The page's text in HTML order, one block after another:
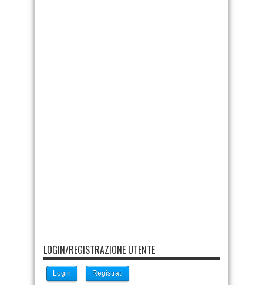
LOGIN/REGISTRAZIONE UTENTE
Login Registrati